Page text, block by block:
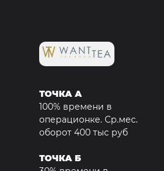
ТОЧКА А
100% времени в
операционке. Ср.мес.
оборот 400 тыс руб
ТОЧКА Б